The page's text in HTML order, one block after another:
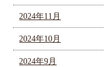
2024年11月
2024年10月
2024年9月